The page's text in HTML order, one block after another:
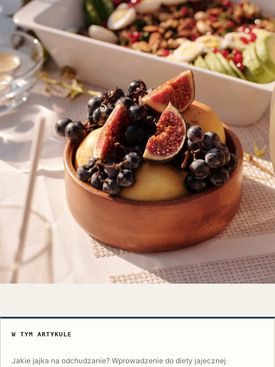
W TYM ARTYKULE
Jakie jajka na odchudzanie? Wprowadzenie do diety jajecznej